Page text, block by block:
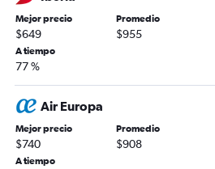
Mejor precio
$649
Promedio
$955
A tiempo
77 %
Air Europa
Mejor precio
$740
Promedio
$908
A tiempo